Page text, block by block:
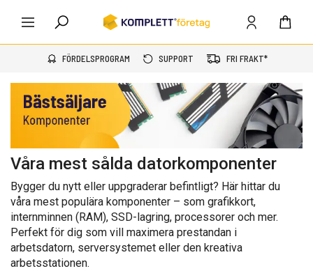
FÖRDELSPROGRAM SUPPORT FRI FRAKT*
Våra mest sålda datorkomponenter
Bygger du nytt eller uppgraderar befintligt? Här hittar du
våra mest populära komponenter – som grafikkort,
internminnen (RAM), SSD-lagring, processorer och mer.
Perfekt för dig som vill maximera prestandan i
arbetsdatorn, serversystemet eller den kreativa
arbetsstationen.